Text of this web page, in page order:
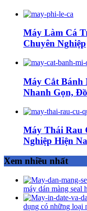
Máy Làm Cá
Chuyên Nghiệp
Máy Cắt Bánh
Nhanh Gọn,
Máy Thái Rau
Nghiệp Hiện
Xem nhiều nhất
máy dán màng seal
dụng có những loại